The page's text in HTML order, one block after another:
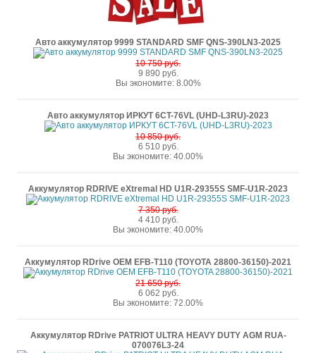
Авто аккумулятор 9999 STANDARD SMF QNS-390LN3-2025
10 750 руб.
9 890 руб.
Вы экономите: 8.00%
Авто аккумулятор ИРКУТ 6CT-76VL (UHD-L3RU)-2023
10 850 руб.
6 510 руб.
Вы экономите: 40.00%
Аккумулятор RDRIVE eXtremal HD U1R-29355S SMF-U1R-2023
7 350 руб.
4 410 руб.
Вы экономите: 40.00%
Аккумулятор RDrive OEM EFB-T110 (TOYOTA 28800-36150)-2021
21 650 руб.
6 062 руб.
Вы экономите: 72.00%
Аккумулятор RDrive PATRIOT ULTRA HEAVY DUTY AGM RUA-
070076L3-24